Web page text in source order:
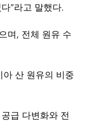
”라고 말했다.
며, 전체 원유 수
산 원유의 비중
급 다변화와 전